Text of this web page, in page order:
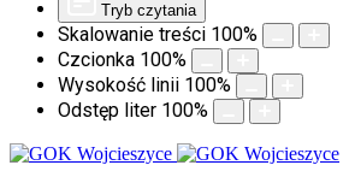
Tryb czytania
Skalowanie treści 100%
Czcionka 100%
Wysokość linii 100%
Odstęp liter 100%